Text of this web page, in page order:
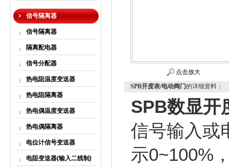
信号隔离器
信号隔离器
隔离配电器
信号分配器
热电阻温度变送器
热电阻隔离器
热电偶温度变送器
热电偶隔离器
电位计信号变送器
电阻变送器(输入二线制)
点击放大
SPB开度表/电动阀门的详细资料：
SPB数显开
信号输入或
示0~100%